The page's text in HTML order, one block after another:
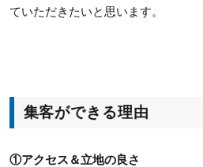
ていただきたいと思います。
集客ができる理由
①アクセス＆立地の良さ